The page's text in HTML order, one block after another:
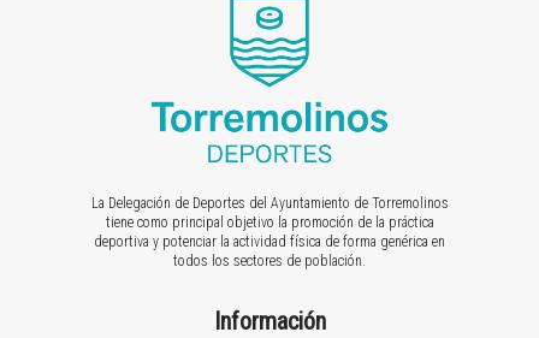
La Delegación de Deportes del Ayuntamiento de Torremolinos
tiene como principal objetivo la promoción de la práctica
deportiva y potenciar la actividad física de forma genérica en
todos los sectores de población.
Información